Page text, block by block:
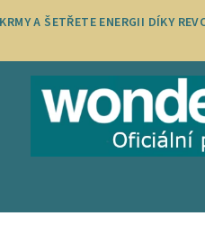
A ŠETŘETE ENERGII DÍKY